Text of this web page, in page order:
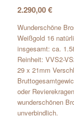
2.290,00€
Wunderschöne
Weißgold 16
insgesamt: ca.
Reinheit: VVS2-
29 x 21mm
oder
wunderschönen
unverbindlich.